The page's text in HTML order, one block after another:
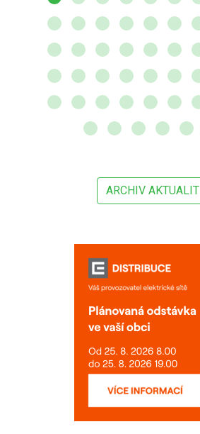
ARCHIV AKTUALIT